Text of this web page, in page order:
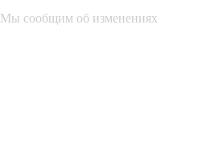
Мы сообщим об изменениях